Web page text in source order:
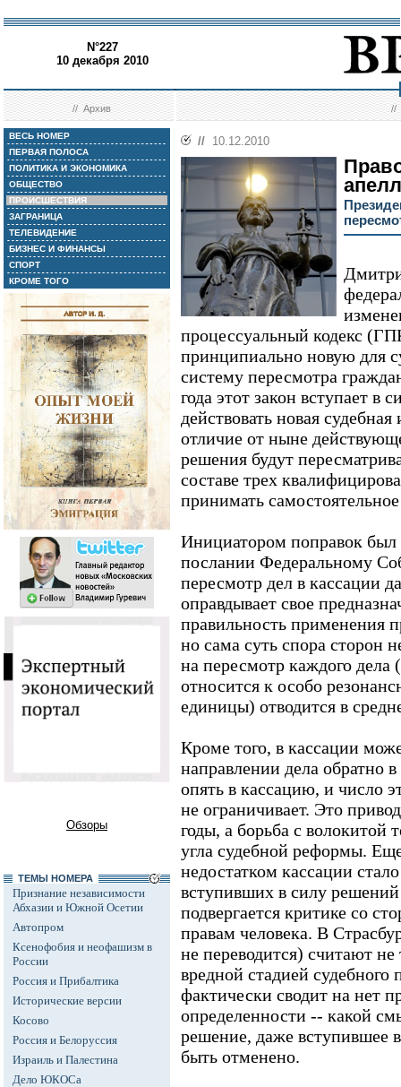
N°227
10 декабря 2010
//Архив //
ВЕСЬ НОМЕР
ПЕРВАЯ ПОЛОСА
ПОЛИТИКА И ЭКОНОМИКА
ОБЩЕСТВО
ПРОИСШЕСТВИЯ
ЗАГРАНИЦА
ТЕЛЕВИДЕНИЕ
БИЗНЕС И ФИНАНСЫ
СПОРТ
КРОМЕ ТОГО
Обзоры
ТЕМЫ НОМЕРА
Признание независимости
Абхазии и Южной Осетии
Автопром
Ксенофобия и неофашизм в
России
Россия и Прибалтика
Исторические версии
Косово
Россия и Белоруссия
Израиль и Палестина
Дело ЮКОСа
// 10.12.2010
процессуальный кодекс
принципиально новую для
систему пересмотра
года этот закон вступает в
действовать новая
отличие от ныне
решения будут
составе трех
принимать
Инициатором поправок был
послании Федеральному
пересмотр дел в кассации
оправдывает свое
правильность применения
но сама суть спора сторон
на пересмотр каждого дела
относится к особо
единицы) отводится в
Кроме того, в кассации
направлении дела обратно
опять в кассацию, и число
не ограничивает. Это
годы, а борьба с волокитой
угла судебной реформы.
недостатком кассации
вступивших в силу
подвергается критике со
правам человека. В
не переводится) считают
вредной стадией судебного
фактически сводит на нет
определенности -- какой
решение, даже вступившее
быть отменено.